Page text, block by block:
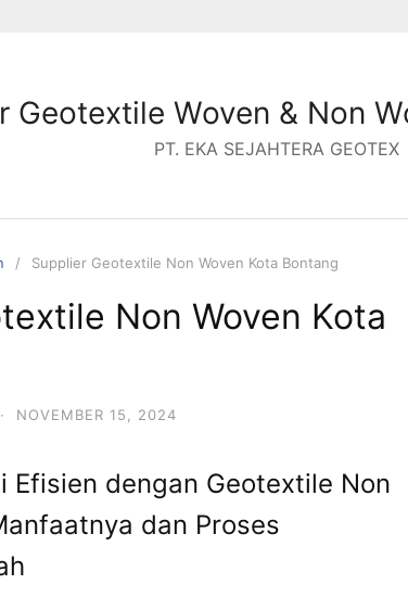
Geotextile Woven & Non
PT. EKA SEJAHTERA GEOTEX
Supplier Geotextile Non Woven Kota Bontang
Non Woven Kota
· NOVEMBER 15, 2024
Efisien dengan Geotextile Non
dan Proses